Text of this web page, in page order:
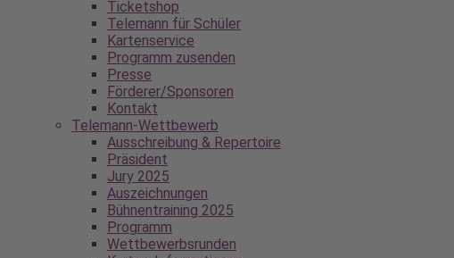
Ticketshop
Telemann für Schüler
Kartenservice
Programm zusenden
Presse
Förderer/Sponsoren
Kontakt
Telemann-Wettbewerb
Ausschreibung & Repertoire
Präsident
Jury 2025
Auszeichnungen
Bühnentraining 2025
Programm
Wettbewerbsrunden